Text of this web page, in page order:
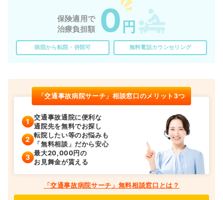
保険適用で
治療負担額
0 円
病院から転院・併院可 無料電話カウンセリング
「交通事故病院サーチ」相談窓口のメリット3つ
交通事故通院に便利な
通院先を無料でお探し
転院したい等のお悩みも
「無料相談」だから安心
最大20,000円の
お見舞金が貰える
「交通事故病院サーチ」無料相談窓口とは？